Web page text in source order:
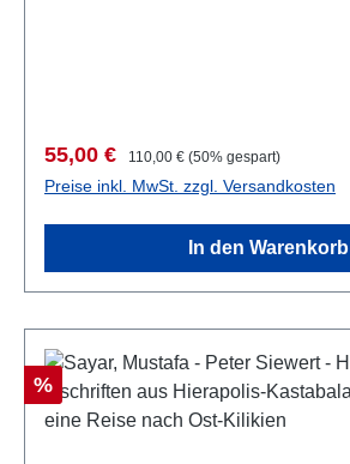
Verkaufspreis:
55,00 € Regulärer Preis:
110,00 € (50% gespart)
Preise inkl. MwSt. zzgl. Versandkosten
In den Warenkorb
Rabatt
%